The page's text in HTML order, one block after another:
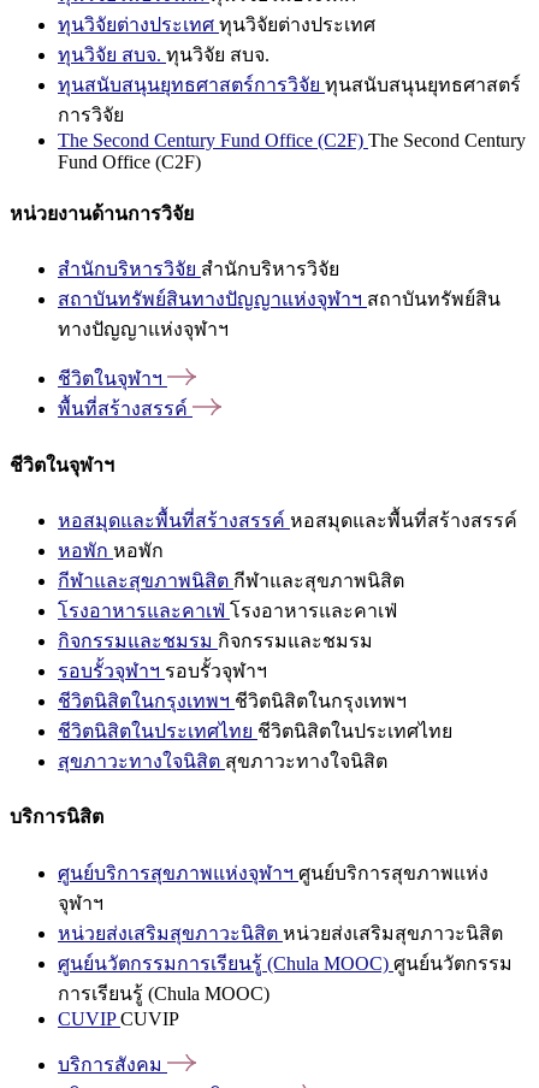
ทุนวิจัยต่างประเทศ ทุนวิจัยต่างประเทศ
ทุนวิจัย สบจ. ทุนวิจัย สบจ.
ทุนสนับสนุนยุทธศาสตร์การวิจัย ทุนสนับสนุนยุทธศาสตร์
การวิจัย
The Second Century Fund Office (C2F) The Second Century
Fund Office (C2F)
หน่วยงานด้านการวิจัย
สำนักบริหารวิจัย สำนักบริหารวิจัย
สถาบันทรัพย์สินทางปัญญาแห่งจุฬาฯ สถาบันทรัพย์สิน
ทางปัญญาแห่งจุฬาฯ
ชีวิตในจุฬาฯ
พื้นที่สร้างสรรค์
ชีวิตในจุฬาฯ
หอสมุดและพื้นที่สร้างสรรค์ หอสมุดและพื้นที่สร้างสรรค์
หอพัก หอพัก
กีฬาและสุขภาพนิสิต กีฬาและสุขภาพนิสิต
โรงอาหารและคาเฟ่ โรงอาหารและคาเฟ่
กิจกรรมและชมรม กิจกรรมและชมรม
รอบรั้วจุฬาฯ รอบรั้วจุฬาฯ
ชีวิตนิสิตในกรุงเทพฯ ชีวิตนิสิตในกรุงเทพฯ
ชีวิตนิสิตในประเทศไทย ชีวิตนิสิตในประเทศไทย
สุขภาวะทางใจนิสิต สุขภาวะทางใจนิสิต
บริการนิสิต
ศูนย์บริการสุขภาพแห่งจุฬาฯ ศูนย์บริการสุขภาพแห่ง
จุฬาฯ
หน่วยส่งเสริมสุขภาวะนิสิต หน่วยส่งเสริมสุขภาวะนิสิต
ศูนย์นวัตกรรมการเรียนรู้ (Chula MOOC) ศูนย์นวัตกรรม
การเรียนรู้ (Chula MOOC)
CUVIPCUVIP
บริการสังคม